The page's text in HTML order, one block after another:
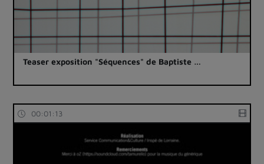
Teaser exposition "Séquences" de Baptiste …
00:01:13